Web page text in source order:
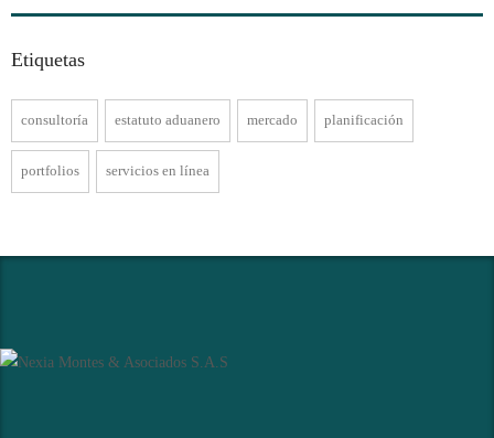
Etiquetas
consultoría estatuto aduanero mercado planificación
portfolios servicios en línea